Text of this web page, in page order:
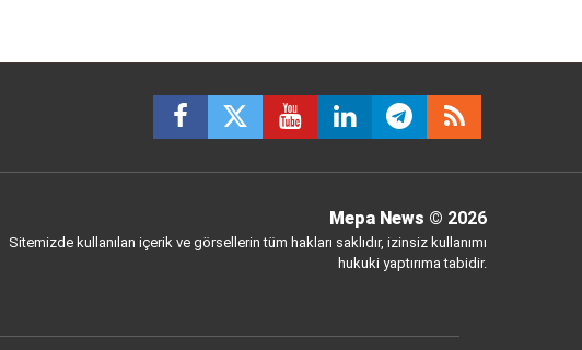
Mepa News © 2026
Sitemizde kullanılan içerik ve görsellerin tüm hakları saklıdır, izinsiz kullanımı
hukuki yaptırıma tabidir.